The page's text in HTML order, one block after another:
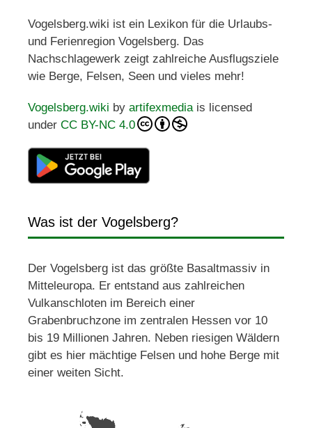
Vogelsberg.wiki ist ein Lexikon für die Urlaubs-
und Ferienregion Vogelsberg. Das
Nachschlagewerk zeigt zahlreiche Ausflugsziele
wie Berge, Felsen, Seen und vieles mehr!
Vogelsberg.wiki by artifexmediais licensed
under CC BY-NC 4.0
Was ist der Vogelsberg?
Der Vogelsberg ist das größte Basaltmassiv in
Mitteleuropa. Er entstand aus zahlreichen
Vulkanschloten im Bereich einer
Grabenbruchzone im zentralen Hessen vor 10
bis 19 Millionen Jahren. Neben riesigen Wäldern
gibt es hier mächtige Felsen und hohe Berge mit
einer weiten Sicht.